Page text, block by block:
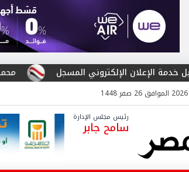
محمد عيسى رئيسًا ورامي كاطو
رئيس مجلس الإدارة
سامح جابر